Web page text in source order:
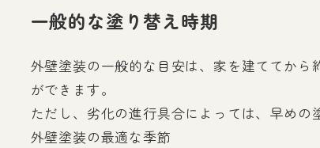
一般的な塗り替え時期
外壁塗装の一般的な目安は、家を建ててから
ができます。
ただし、劣化の進行具合によっては、早め
外壁塗装の最適な季節